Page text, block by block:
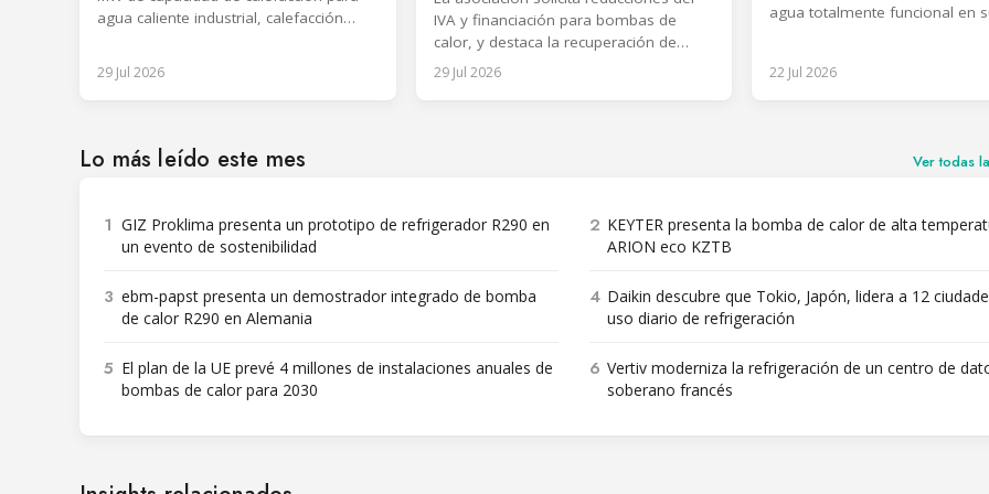
agua caliente industrial, calefacción
29 Jul 2026
IVA y financiación para bombas de
calor, y destaca la recuperación de
calor residual en refrigeración, industria
y centros de datos.
29 Jul 2026
agua totalmente funcional en
referencia y desarrollo que
ventilador, el sistema de
22 Jul 2026
Lo más leído este mes Ver todas
1 GIZ Proklima presenta un prototipo de refrigerador R290 en
un evento de sostenibilidad
2 KEYTER presenta la bomba de calor de alta
ARION eco KZTB
3 ebm-papst presenta un demostrador integrado de bomba
de calor R290 en Alemania
4 Daikin descubre que Tokio, Japón, lidera a 12
uso diario de refrigeración
5 El plan de la UE prevé 4 millones de instalaciones anuales de
bombas de calor para 2030
6 Vertiv moderniza la refrigeración de un centro de
soberano francés